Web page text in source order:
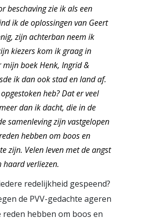
beschaving zie ik als een
ik de oplossingen van Geert
zijn achterban neem ik
kiezers kom ik graag in
mijn boek Henk, Ingrid &
ik dan ook stad en land af.
heb? Dat er veel
dan ik dacht, die in de
samenleving zijn vastgelopen
hebben om boos en
zijn. Velen leven met de angst
haard verliezen.
redelijkheid gespeend?
de PVV-gedachte ageren
reden hebben om boos en